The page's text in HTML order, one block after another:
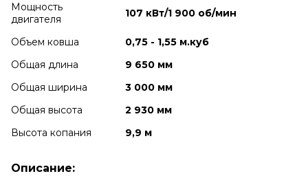
Мощность
двигателя
107 кВт/1 900 об/мин
Объем ковша
0,75 - 1,55 м.куб
Общая длина
9 650 мм
Общая ширина
3 000 мм
Общая высота
2 930 мм
Высота копания
9,9 м
Описание: